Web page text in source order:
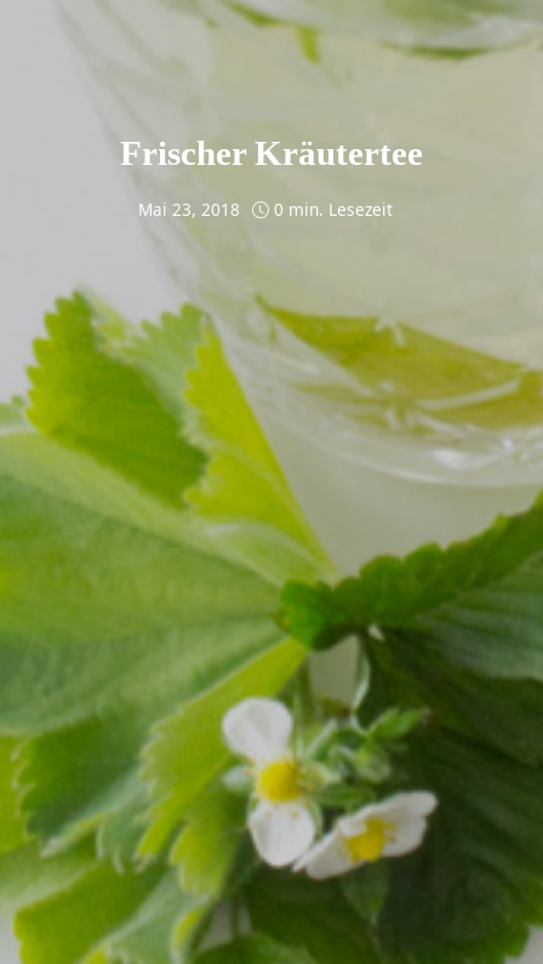
Frischer Kräutertee
Mai 23, 2018 0 min. Lesezeit